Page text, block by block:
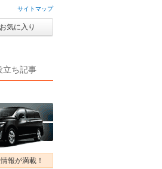
サイトマップ
お気に入り
立ち記事
報が満載！